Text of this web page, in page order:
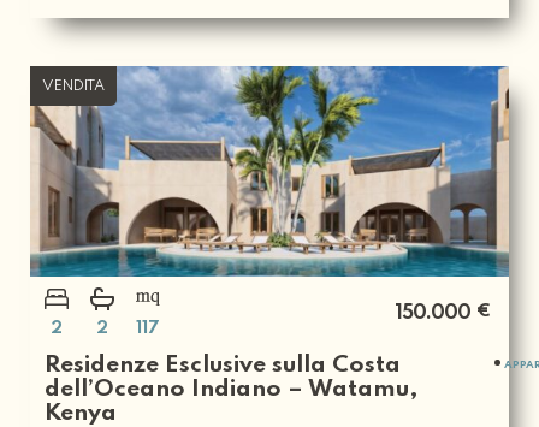
VENDITA
2 2 117
150.000 €
Residenze Esclusive sulla Costa
dell’Oceano Indiano – Watamu,
Kenya